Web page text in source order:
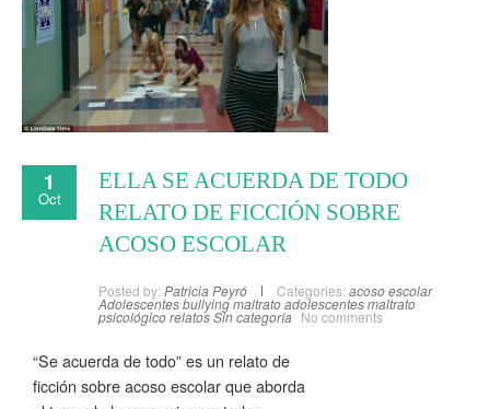
1
Oct
ELLA SE ACUERDA DE TODO
RELATO DE FICCIÓN SOBRE
ACOSO ESCOLAR
Posted by: Patricia Peyró Categories: acoso escolar
Adolescentesbullyingmaltrato adolescentesmaltrato
psicológicorelatosSin categoría No comments
“Se acuerda de todo” es un relato de
ficción sobre acoso escolar que aborda